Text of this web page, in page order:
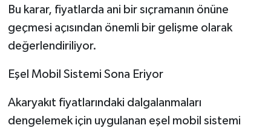
Bu karar, fiyatlarda ani bir sıçramanın önüne
geçmesi açısından önemli bir gelişme olarak
değerlendiriliyor.
Eşel Mobil Sistemi Sona Eriyor
Akaryakıt fiyatlarındaki dalgalanmaları
dengelemek için uygulanan eşel mobil sistemi